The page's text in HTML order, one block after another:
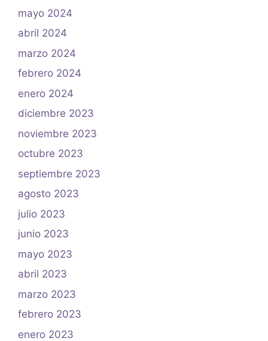
mayo 2024
abril 2024
marzo 2024
febrero 2024
enero 2024
diciembre 2023
noviembre 2023
octubre 2023
septiembre 2023
agosto 2023
julio 2023
junio 2023
mayo 2023
abril 2023
marzo 2023
febrero 2023
enero 2023